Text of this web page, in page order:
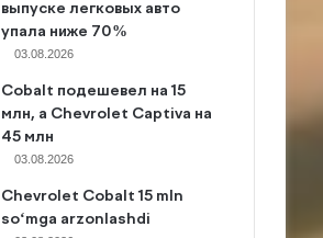
выпуске легковых авто
упала ниже 70%
03.08.2026
Cobalt подешевел на 15
млн, а Chevrolet Captiva на
45 млн
03.08.2026
Chevrolet Cobalt 15 mln
so‘mga arzonlashdi